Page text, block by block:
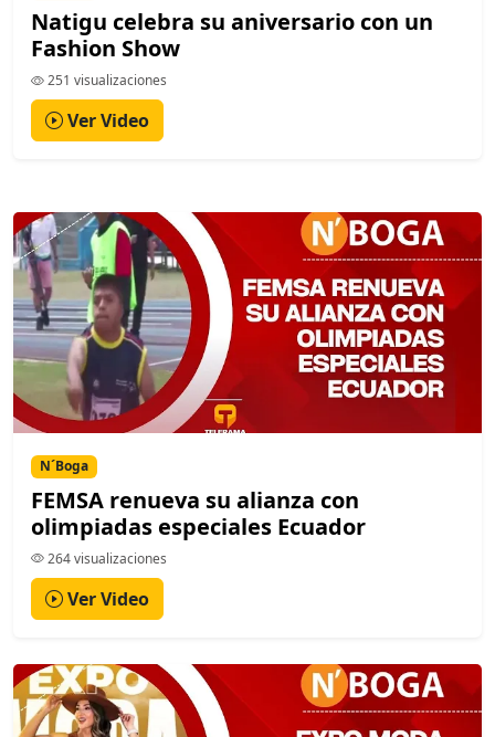
Natigu celebra su aniversario con un
Fashion Show
251 visualizaciones
Ver Video
N´Boga
FEMSA renueva su alianza con
olimpiadas especiales Ecuador
264 visualizaciones
Ver Video